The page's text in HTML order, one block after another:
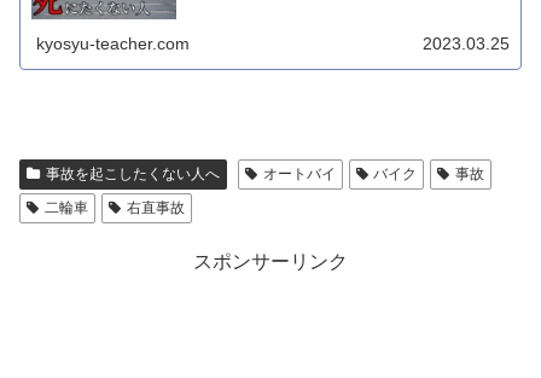
kyosyu-teacher.com 2023.03.25
事故を起こしたくない人へ オートバイ バイク
事故
二輪車
右直事故
スポンサーリンク